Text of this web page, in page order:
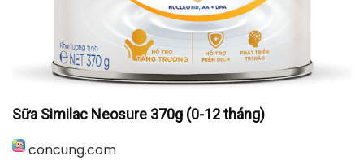
Sữa Similac Neosure 370g (0-12 tháng)
concung.com